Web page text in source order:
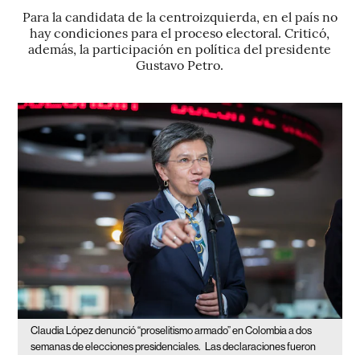
Para la candidata de la centroizquierda, en el país no
hay condiciones para el proceso electoral. Criticó,
además, la participación en política del presidente
Gustavo Petro.
Claudia López denunció “proselitismo armado” en Colombia a dos
semanas de elecciones presidenciales.
Las declaraciones fueron